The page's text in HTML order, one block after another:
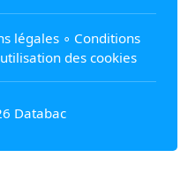
légales ∘ Conditions
des cookies
Databac